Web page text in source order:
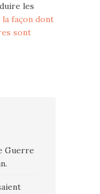
les
façon dont
sont
Guerre